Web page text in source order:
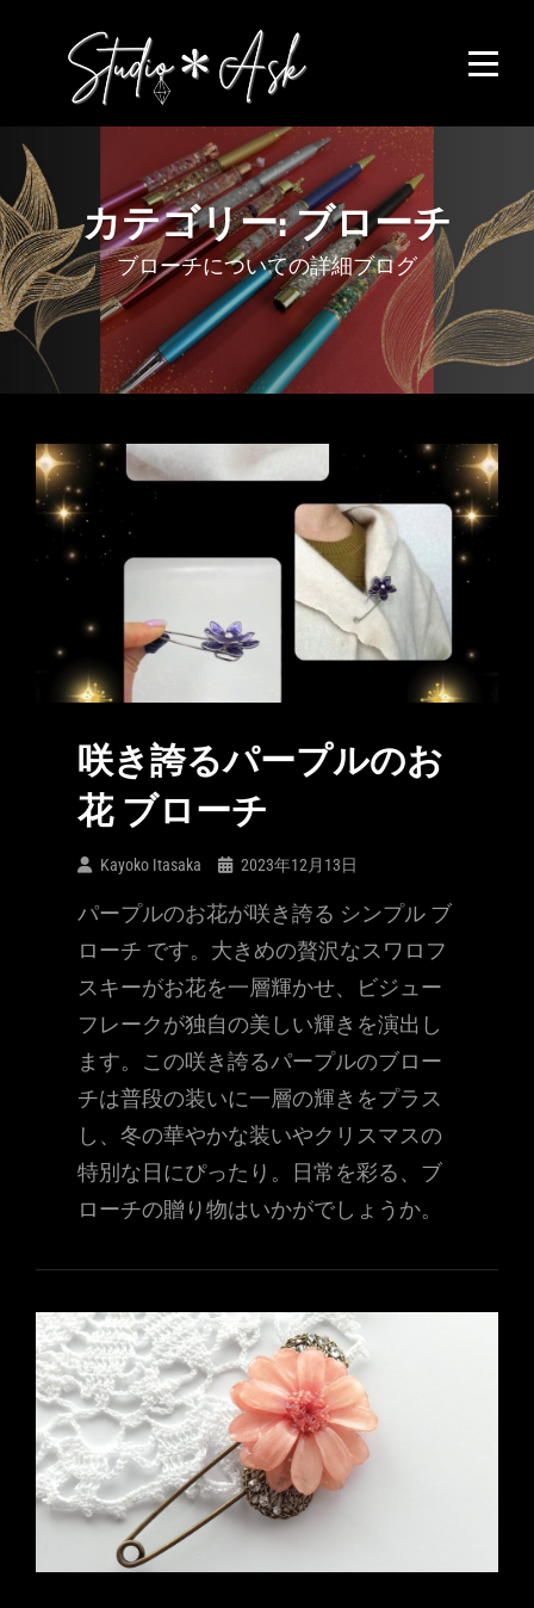
content
カテゴリー:ブローチ
ブローチについての詳細ブログ
咲き誇るパープルのお
花 ブローチ
Kayoko Itasaka 2023年12月13日
パープルのお花が咲き誇る シンプル ブ
ローチ です。大きめの贅沢なスワロフ
スキーがお花を一層輝かせ、ビジュー
フレークが独自の美しい輝きを演出し
ます。この咲き誇るパープルのブロー
チは普段の装いに一層の輝きをプラス
し、冬の華やかな装いやクリスマスの
特別な日にぴったり。日常を彩る、ブ
ローチの贈り物はいかがでしょうか。